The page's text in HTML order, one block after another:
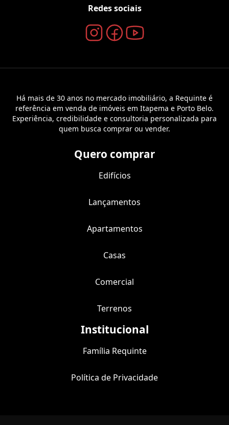
Redes sociais
Há mais de 30 anos no mercado imobiliário, a Requinte é
referência em venda de imóveis em Itapema e Porto Belo.
Experiência, credibilidade e consultoria personalizada para
quem busca comprar ou vender.
Quero comprar
Edifícios
Lançamentos
Apartamentos
Casas
Comercial
Terrenos
Institucional
Família Requinte
Política de Privacidade